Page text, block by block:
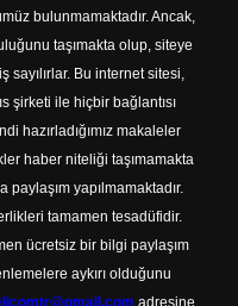
bulunmamaktadır. Ancak,
taşımakta olup, siteye
Bu internet sitesi,
şirketi ile hiçbir bağlantısı
hazırladığımız makaleler
haber niteliği taşımamakta
yapılmamaktadır.
tamamen tesadüfidir.
ücretsiz bir bilgi paylaşım
aykırı olduğunu
adresine